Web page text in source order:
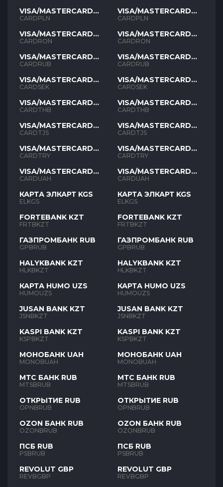
VISA/MASTERCARD
PLN
CARDPLN
VISA/MASTERCARD
RON
CARDRON
VISA/MASTERCARD
RUB
CARDRUB
VISA/MASTERCARD
SEK
CARDSEK
VISA/MASTERCARD
THB
CARDTHB
VISA/MASTERCARD
TJS
CARDTJS
VISA/MASTERCARD
TYR
CARDTRY
VISA/MASTERCARD
UAH
CARDUAH
КАРТА ЭЛКАРТ KGS
ELKGS
FORTEBANK KZT
FRTBKZT
ГАЗПРОМБАНК RUB
GPBRUB
HALYKBANK KZT
HLKBKZT
КАРТА HUMO UZS
HUMOUZS
JUSAN BANK KZT
JSNBKZT
KASPI BANK KZT
KSPBKZT
МОНОБАНК UAH
MONOBUAH
МТС БАНК RUB
MTSBRUB
ОТКРЫТИЕ RUB
OPNBRUB
OZON БАНК RUB
OZONBRUB
ПСБ RUB
PSBRUB
REVOLUT GBP
REVBGBP
VISA/MASTERCARD
PLN
CARDPLN
VISA/MASTERCARD
RON
CARDRON
VISA/MASTERCARD
RUB
CARDRUB
VISA/MASTERCARD
SEK
CARDSEK
VISA/MASTERCARD
THB
CARDTHB
VISA/MASTERCARD
TJS
CARDTJS
VISA/MASTERCARD
TYR
CARDTRY
VISA/MASTERCARD
UAH
CARDUAH
КАРТА ЭЛКАРТ KGS
ELKGS
FORTEBANK KZT
FRTBKZT
ГАЗПРОМБАНК RUB
GPBRUB
HALYKBANK KZT
HLKBKZT
КАРТА HUMO UZS
HUMOUZS
JUSAN BANK KZT
JSNBKZT
KASPI BANK KZT
KSPBKZT
МОНОБАНК UAH
MONOBUAH
МТС БАНК RUB
MTSBRUB
ОТКРЫТИЕ RUB
OPNBRUB
OZON БАНК RUB
OZONBRUB
ПСБ RUB
PSBRUB
REVOLUT GBP
REVBGBP